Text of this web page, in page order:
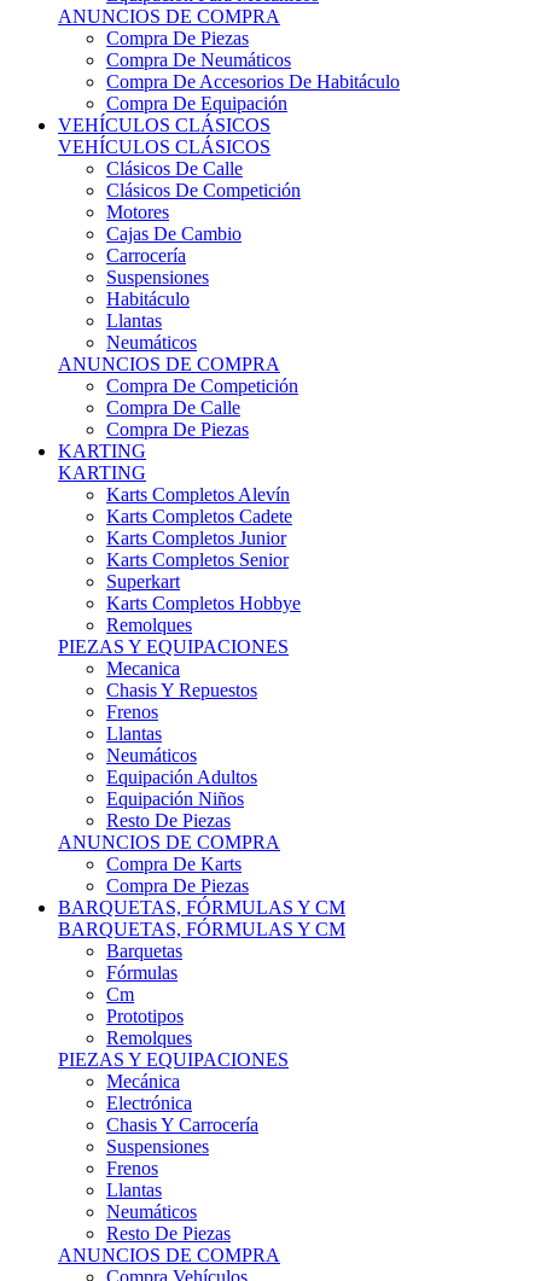
Compra De Piezas
Compra De Neumáticos
Compra De Accesorios De Habitáculo
Compra De Equipación
VEHÍCULOS CLÁSICOS
VEHÍCULOS CLÁSICOS
Clásicos De Calle
Clásicos De Competición
Motores
Cajas De Cambio
Carrocería
Suspensiones
Habitáculo
Llantas
Neumáticos
ANUNCIOS DE COMPRA
Compra De Competición
Compra De Calle
Compra De Piezas
KARTING
KARTING
Karts Completos Alevín
Karts Completos Cadete
Karts Completos Junior
Karts Completos Senior
Superkart
Karts Completos Hobbye
Remolques
PIEZAS Y EQUIPACIONES
Mecanica
Chasis Y Repuestos
Frenos
Llantas
Neumáticos
Equipación Adultos
Equipación Niños
Resto De Piezas
ANUNCIOS DE COMPRA
Compra De Karts
Compra De Piezas
BARQUETAS, FÓRMULAS Y CM
BARQUETAS, FÓRMULAS Y CM
Barquetas
Fórmulas
Cm
Prototipos
Remolques
PIEZAS Y EQUIPACIONES
Mecánica
Electrónica
Chasis Y Carrocería
Suspensiones
Frenos
Llantas
Neumáticos
Resto De Piezas
ANUNCIOS DE COMPRA
Compra Vehículos
Compra De Piezas